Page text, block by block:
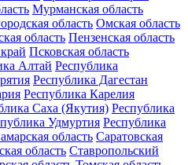
Мурманская область
область Омская область
область Пензенская область
Псковская область
Алтай Республика
Республика Дагестан
Республика Карелия
Саха (Якутия) Республика
Удмуртия Республика
область Саратовская
область Ставропольский